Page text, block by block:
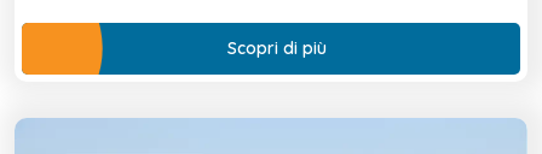
Scopri di più